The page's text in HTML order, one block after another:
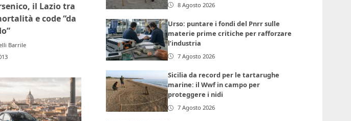
il Lazio tra
e code “da
Barrile
8 Agosto 2026
Urso: puntare i fondi del Pnrr sulle
materie prime critiche per rafforzare
l’industria
7 Agosto 2026
Sicilia da record per le tartarughe
marine: il Wwf in campo per
proteggere i nidi
7 Agosto 2026